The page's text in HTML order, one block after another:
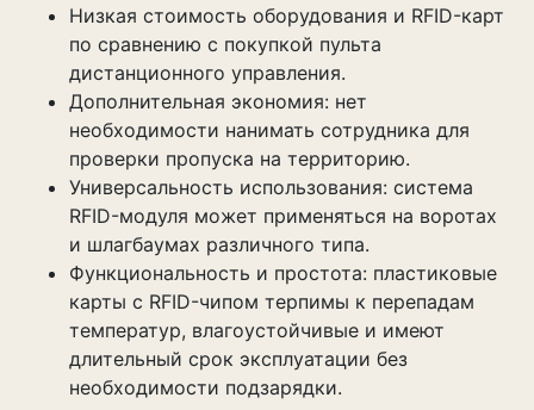
Низкая стоимость оборудования и RFID-карт
по сравнению с покупкой пульта
дистанционного управления.
Дополнительная экономия: нет
необходимости нанимать сотрудника для
проверки пропуска на территорию.
Универсальность использования: система
RFID-модуля может применяться на воротах
и шлагбаумах различного типа.
Функциональность и простота: пластиковые
карты с RFID-чипом терпимы к перепадам
температур, влагоустойчивые и имеют
длительный срок эксплуатации без
необходимости подзарядки.